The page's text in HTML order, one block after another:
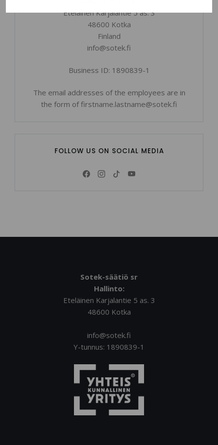
Eteläinen Karjalantie 5 as. 3
48600 Kotka
Finland
info@sotek.fi
Business ID: 1890839-1
The email addresses of the employees are in
the form of firstname.lastname@sotek.fi
FOLLOW US ON SOCIAL MEDIA
Sotek-säätiö sr
Hallinto:
Eteläinen Karjalantie 5 as. 3
48600 Kotka
info@sotek.fi
Y-tunnus: 1890839-1